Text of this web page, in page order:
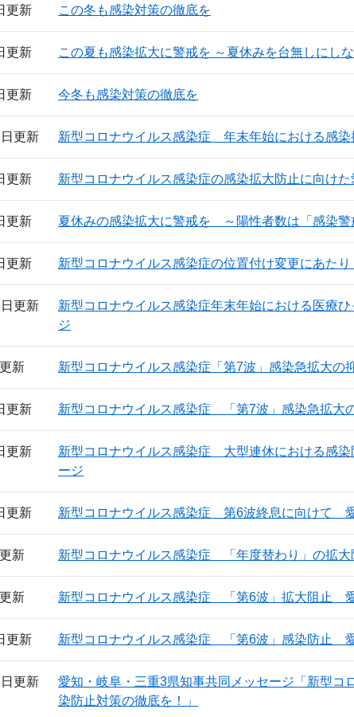
更新 この冬も感染対策の徹底を
更新 この夏も感染拡大に警戒を ～夏休みを台無しにし
更新 今冬も感染対策の徹底を
更新 新型コロナウイルス感染症 年末年始における感
更新 新型コロナウイルス感染症の感染拡大防止に向け
更新 夏休みの感染拡大に警戒を ～陽性者数は「感染警
更新 新型コロナウイルス感染症の位置付け変更にあた
更新
新型コロナウイルス感染症年末年始における医療
ジ
新 新型コロナウイルス感染症「第7波」感染急拡大
更新 新型コロナウイルス感染症 「第7波」感染急拡大
更新
新型コロナウイルス感染症 大型連休における感
ージ
更新 新型コロナウイルス感染症 第6波終息に向けて
新 新型コロナウイルス感染症 「年度替わり」の拡
新 新型コロナウイルス感染症 「第6波」拡大阻止
更新 新型コロナウイルス感染症 「第6波」感染防止
更新
愛知・岐阜・三重3県知事共同メッセージ「新型
染防止対策の徹底を！」